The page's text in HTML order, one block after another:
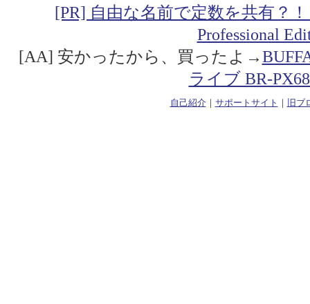
[PR] 自由な名前で定数を共有？
Professional
[AA] 安かったから、買ったよ→
ライブ BR-
自己紹介｜ サポートサイト ｜ 旧ブ